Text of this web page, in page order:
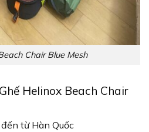
Chair Blue Mesh
Helinox Beach Chair
đến từ Hàn Quốc